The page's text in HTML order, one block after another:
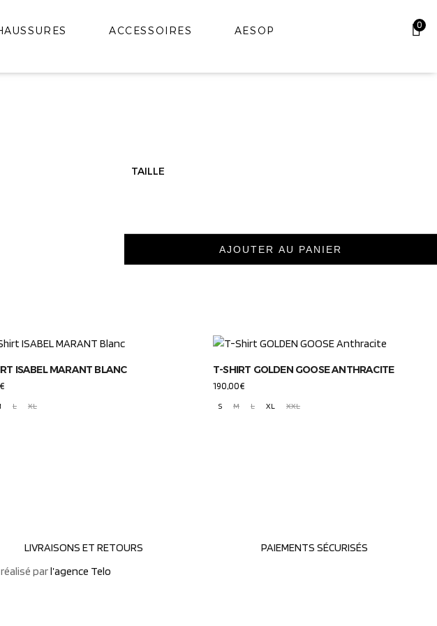
ACCESSOIRES AESOP 0
TAILLE
AJOUTER AU PANIER
ISABEL MARANT BLANC
€
L XL
T-SHIRT GOLDEN GOOSE ANTHRACITE
190,00€
S
M L XL XXL
LIVRAISONS ET RETOURS
PAIEMENTS SÉCURISÉS
parl’agence Telo